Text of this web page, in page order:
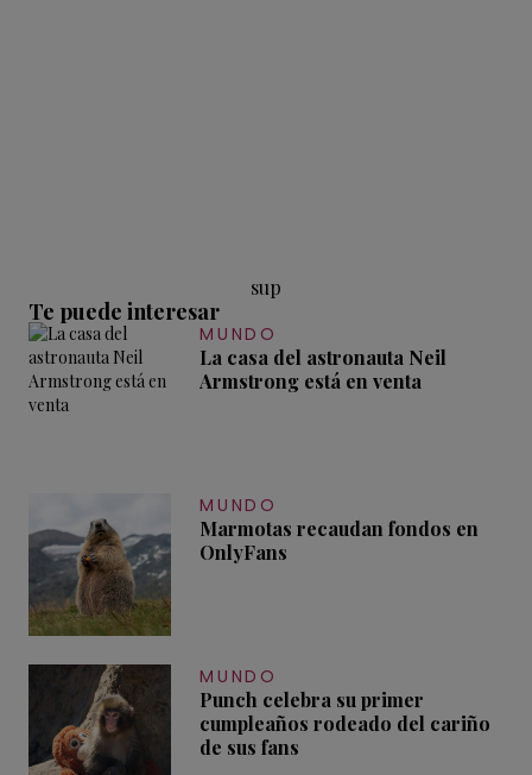
sup
Te puede interesar
MUNDO
La casa del astronauta Neil
Armstrong está en venta
MUNDO
Marmotas recaudan fondos en
OnlyFans
MUNDO
Punch celebra su primer
cumpleaños rodeado del cariño
de sus fans